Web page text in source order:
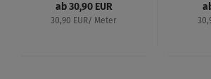
ab 30,90 EUR
30,90 EUR/ Meter